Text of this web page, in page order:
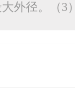
外径。（3